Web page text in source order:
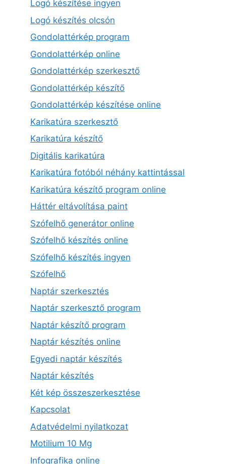
Logó készítése ingyen
Logó készítés olcsón
Gondolattérkép program
Gondolattérkép online
Gondolattérkép szerkesztő
Gondolattérkép készítő
Gondolattérkép készítése online
Karikatúra szerkesztő
Karikatúra készítő
Digitális karikatúra
Karikatúra fotóból néhány kattintással
Karikatúra készítő program online
Háttér eltávolítása paint
Szófelhő generátor online
Szófelhő készítés online
Szófelhő készítés ingyen
Szófelhő
Naptár szerkesztés
Naptár szerkesztő program
Naptár készítő program
Naptár készítés online
Egyedi naptár készítés
Naptár készítés
Két kép összeszerkesztése
Kapcsolat
Adatvédelmi nyilatkozat
Motilium 10 Mg
Infografika online